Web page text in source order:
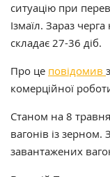
ситуацію при
Ізмаїл. Зараз
складає 27-36 діб.
Про це повідомив
комерційної
Станом на 8
вагонів із зерном.
завантажених